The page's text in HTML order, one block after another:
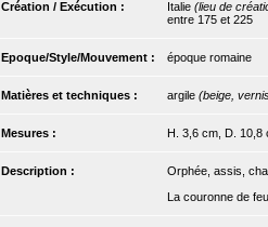
Création / Exécution : Italie (lieu de
entre 175 et 225
Epoque/Style/Mouvement : époque romaine
Matières et techniques : argile (beige,
Mesures : H. 3,6 cm, D. 10,8
Description :
Orphée, assis,
La couronne de